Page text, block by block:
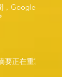
，Google
正在重寫